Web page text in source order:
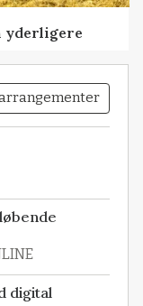
yderligere
digital